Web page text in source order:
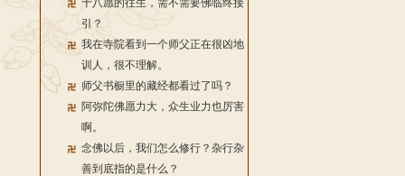
十八愿的往生，需不需要佛临终接
引？
我在寺院看到一个师父正在很凶地
训人，很不理解。
师父书橱里的藏经都看过了吗？
阿弥陀佛愿力大，众生业力也厉害
啊。
念佛以后，我们怎么修行？杂行杂
善到底指的是什么？